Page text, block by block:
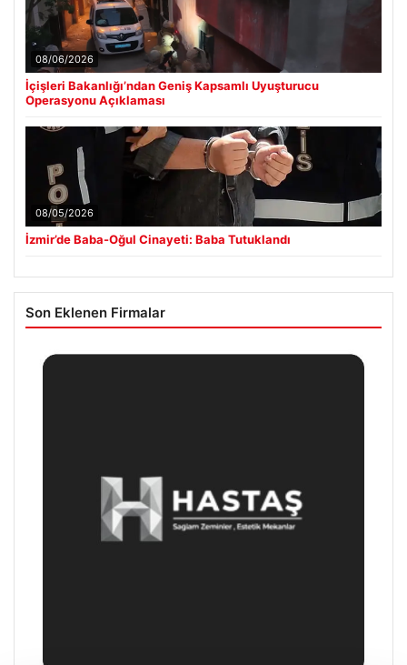
08/06/2026
İçişleri Bakanlığı’ndan Geniş Kapsamlı Uyuşturucu
Operasyonu Açıklaması
08/05/2026
İzmir’de Baba-Oğul Cinayeti: Baba Tutuklandı
Son Eklenen Firmalar